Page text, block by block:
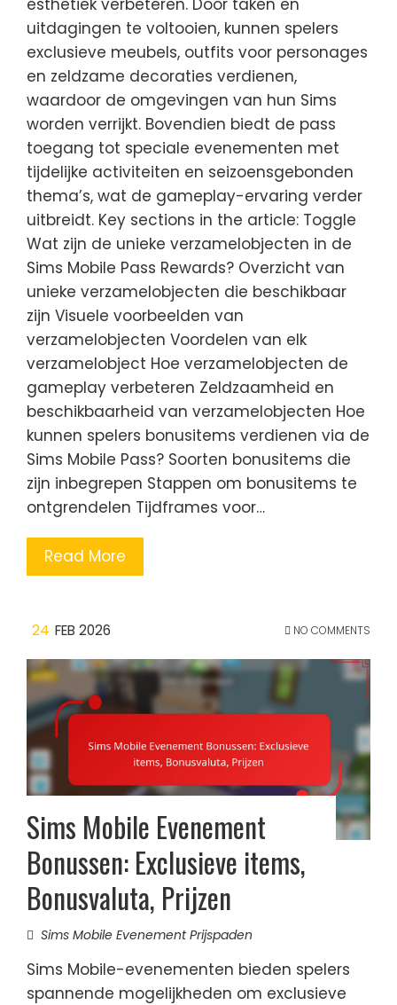
esthetiek verbeteren. Door taken en
uitdagingen te voltooien, kunnen spelers
exclusieve meubels, outfits voor personages
en zeldzame decoraties verdienen,
waardoor de omgevingen van hun Sims
worden verrijkt. Bovendien biedt de pass
toegang tot speciale evenementen met
tijdelijke activiteiten en seizoensgebonden
thema’s, wat de gameplay-ervaring verder
uitbreidt. Key sections in the article: Toggle
Wat zijn de unieke verzamelobjecten in de
Sims Mobile Pass Rewards? Overzicht van
unieke verzamelobjecten die beschikbaar
zijn Visuele voorbeelden van
verzamelobjecten Voordelen van elk
verzamelobject Hoe verzamelobjecten de
gameplay verbeteren Zeldzaamheid en
beschikbaarheid van verzamelobjecten Hoe
kunnen spelers bonusitems verdienen via de
Sims Mobile Pass? Soorten bonusitems die
zijn inbegrepen Stappen om bonusitems te
ontgrendelen Tijdframes voor…
Read More
24 FEB 2026 NO COMMENTS
Sims Mobile Evenement
Bonussen: Exclusieve items,
Bonusvaluta, Prijzen
Sims Mobile Evenement Prijspaden
Sims Mobile-evenementen bieden spelers
spannende mogelijkheden om exclusieve